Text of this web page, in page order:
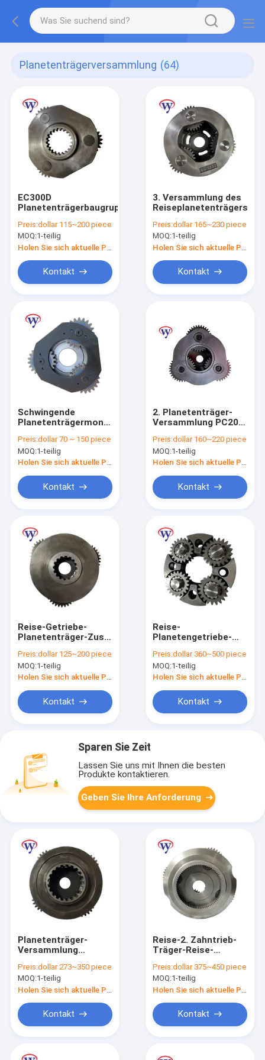
Planetenträgerversammlung (64)
EC300D
Planetenträgerbaugruppe
Preis:dollar 115~200 piece
MOQ:1-teilig
Kontakt
3. Versammlung des
Reiseplanetenträgers
Preis:dollar 165~230 piece
MOQ:1-teilig
Kontakt
Schwingende
Planetenträgermontage
Preis:dollar 70 ~ 150 piece
MOQ:1-teilig
Kontakt
2. Planetenträger-
Versammlung PC200-
und Planetengetriebe
20Y-27-13150
Preis:dollar 160~220 piece
MOQ:1-teilig
Kontakt
Reise-Getriebe-
Planetenträger-Zus
00008 EC460
R450LC-7 R500-7
Preis:dollar 125~200 piece
MOQ:1-teilig
Holen Sie sich aktuelle Preis
Kontakt
Reise-
Planetengetriebe-
VOE14608963 ZTAJ-
00012 SA8230-35750
des Bagger-EC460
Preis:dollar 360~500 piece
MOQ:1-teilig
Holen Sie sich aktuelle Preis
Kontakt
Sparen Sie Zeit
Lassen Sie uns mit Ihnen die besten
Produkte kontaktieren.
Geben Sie Ihre Anforderung
Planetenträger-
Versammlung
00010 EC460
R450LC-7
Preis:dollar 273~350 piece
MOQ:1-teilig
Kontakt
Reise-2. Zahntrieb-
Träger-Reise-
Roheisen-
Planetenträger-
Versammlungs-
DH420
Preis:dollar 375~450 piece
MOQ:1-teilig
Kontakt